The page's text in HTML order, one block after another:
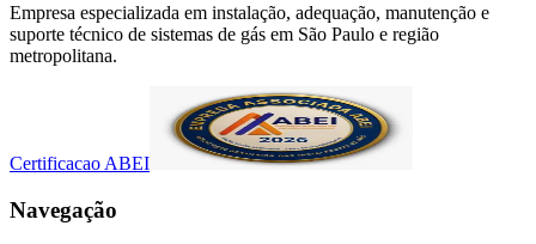
Empresa especializada em instalação, adequação, manutenção e
suporte técnico de sistemas de gás em São Paulo e região
metropolitana.
Certificacao ABEI
Navegação